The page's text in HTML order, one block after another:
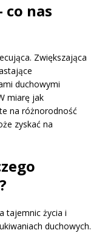
co nas
Zwiększająca
duchowymi
miarę jak
na różnorodność
zyskać na
tajemnic życia i
duchowych.